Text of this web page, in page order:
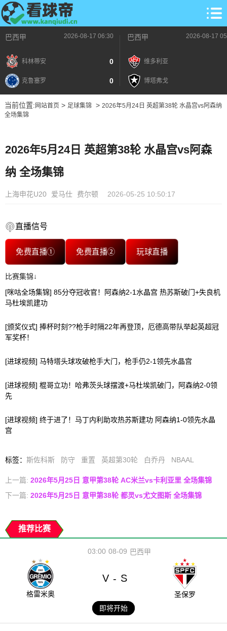
巴西甲 2026-08-17 06:30
科林蒂安 0
克鲁塞罗 0
巴西甲 2026-08-17
维多利亚
博塔弗戈
当前位置: 网站首页> 足球集锦> 2026年5月24日 英超第38轮 水晶宫vs阿森纳
全场集锦
2026年5月24日 英超第38轮 水晶宫vs阿森
纳 全场集锦
上海申花U20 爱马仕 费尔顿 2026-05-25 10:50:17
直播信号
免费直播① 免费直播② 玩球直播
比赛集锦↓
[咪咕全场集锦] 85分夺冠收官！阿森纳2-1水晶宫 热苏斯破门+失良机
马杜埃凯建功
[颁奖仪式] 捧杯时刻??枪手时隔22年再登顶，厄德高带队举起英超冠
军奖杯！
[进球视频] 马特塔头球攻破枪手大门，枪手仍2-1领先水晶宫
[进球视频] 棍哥立功！哈弗茨头球摆渡+马杜埃凯破门，阿森纳2-0领
先
[进球视频] 终于进了！马丁内利助攻热苏斯建功 阿森纳1-0领先水晶
宫
标签： 斯佐科斯 防守 重置 英超第30轮 白乔丹 NBAAL
上一篇: 2026年5月25日 意甲第38轮 AC米兰vs卡利亚里 全场集锦
下一篇: 2026年5月25日 意甲第38轮 都灵vs尤文图斯 全场集锦
推荐比赛
08-09
03:00 巴西甲
格雷米奥
V - S
圣保罗
即将开始